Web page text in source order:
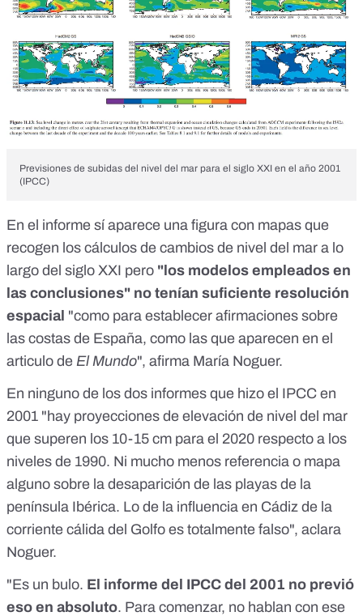
Previsiones de subidas del nivel del mar para el siglo XXI en el año 2001
(IPCC)
En el informe sí aparece una figura con mapas que
recogen los cálculos de cambios de nivel del mar a lo
largo del siglo XXI pero "los modelos empleados en
las conclusiones" no tenían suficiente resolución
espacial "como para establecer afirmaciones sobre
las costas de España, como las que aparecen en el
articulo de El Mundo", afirma María Noguer.
En ninguno de los dos informes que hizo el IPCC en
2001 "hay proyecciones de elevación de nivel del mar
que superen los 10-15 cm para el 2020 respecto a los
niveles de 1990. Ni mucho menos referencia o mapa
alguno sobre la desaparición de las playas de la
península Ibérica. Lo de la influencia en Cádiz de la
corriente cálida del Golfo es totalmente falso", aclara
Noguer.
"Es un bulo. El informe del IPCC del 2001 no previó
eso en absoluto. Para comenzar, no hablan con ese